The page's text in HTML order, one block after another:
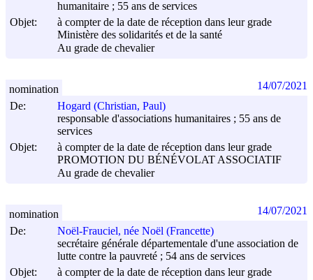
humanitaire ; 55 ans de services
Objet:
à compter de la date de réception dans leur grade
Ministère des solidarités et de la santé
Au grade de chevalier
De:
Hogard (Christian, Paul)
responsable d'associations humanitaires ; 55 ans de
services
Objet:
à compter de la date de réception dans leur grade
PROMOTION DU BÉNÉVOLAT ASSOCIATIF
Au grade de chevalier
nomination 14/07/2021
De:
Noël-Frauciel, née Noël (Francette)
secrétaire générale départementale d'une association de
lutte contre la pauvreté ; 54 ans de services
Objet:
à compter de la date de réception dans leur grade
nomination 14/07/2021